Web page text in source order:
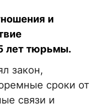
и
лет тюрьмы.
закон,
сроки от
связи и